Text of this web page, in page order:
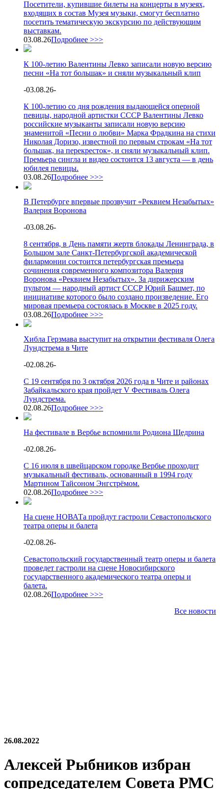
Посетители, купившие билеты на концерты в музеях,
входящих в состав Музея музыки, смогут бесплатно
посетить тематическую экскурсию по действующим
выставкам.
03.08.26Подробнее >>>
К 100-летию Валентины Левко записали новую версию
песни «На тот большак» и сняли музыкальный клип
-03.08.26-
К 100-летию со дня рождения выдающейся оперной
певицы, народной артистки СССР Валентины Левко
российские музыканты записали новую версию
знаменитой «Песни о любви» Марка Фрадкина на стихи
Николая Доризо, известной по первым строкам «На тот
большак, на перекресток», и сняли музыкальный клип.
Премьера сингла и видео состоится 13 августа — в день
юбилея певицы.
03.08.26Подробнее >>>
В Петербурге впервые прозвучит «Реквием Незабытых»
Валерия Воронова
-03.08.26-
8 сентября, в День памяти жертв блокады Ленинграда, в
Большом зале Санкт-Петербургской академической
филармонии состоится петербургская премьера
сочинения современного композитора Валерия
Воронова «Реквием Незабытых». За дирижерским
пультом — народный артист СССР Юрий Башмет, по
инициативе которого было создано произведение. Его
мировая премьера состоялась в Москве в 2025 году.
03.08.26Подробнее >>>
Хибла Герзмава выступит на открытии фестиваля Олега
Лундстрема в Чите
-02.08.26-
С 19 сентября по 3 октября 2026 года в Чите и районах
Забайкальского края пройдет V Фестиваль Олега
Лундстрема.
02.08.26Подробнее >>>
На фестивале в Вербье вспомнили Родиона Щедрина
-02.08.26-
С 16 июля в швейцарском городке Вербье проходит
музыкальный фестиваль, основанный в 1994 году
Мартином Тайсоном Энгстрёмом.
02.08.26Подробнее >>>
На сцене НОВАТа пройдут гастроли Севастопольского
театра оперы и балета
-02.08.26-
Севастопольский государственный театр оперы и балета
проведет гастроли на сцене Новосибирского
государственного академического театра оперы и
балета.
02.08.26Подробнее >>>
Все новости
26.08.2022
Алексей Рыбников избран
сопредседателем Совета РМС